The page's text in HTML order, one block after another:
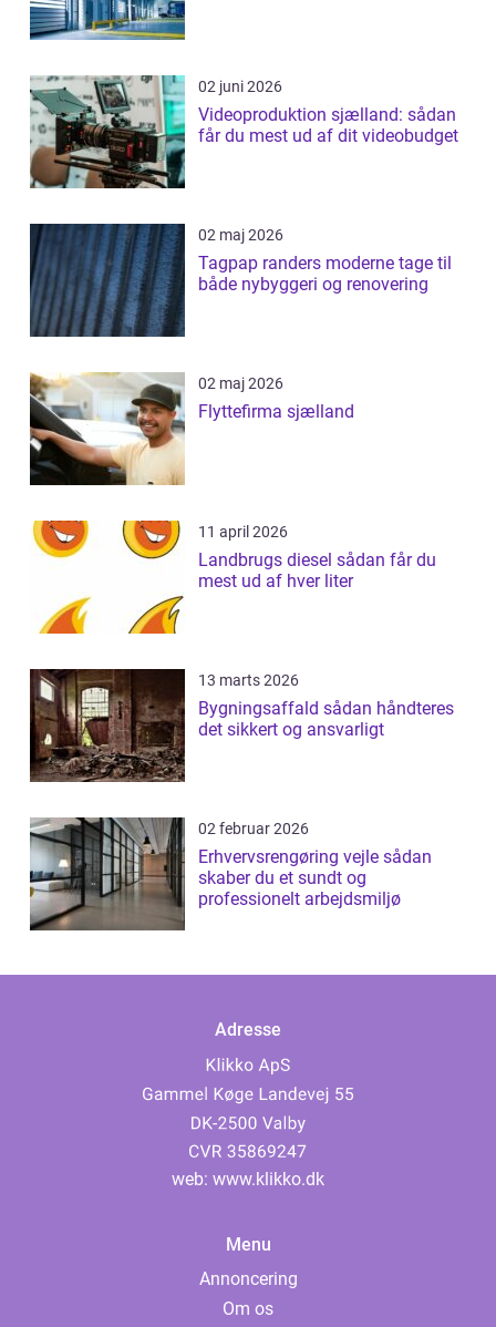
02 juni 2026
Videoproduktion sjælland: sådan
får du mest ud af dit videobudget
02 maj 2026
Tagpap randers moderne tage til
både nybyggeri og renovering
02 maj 2026
Flyttefirma sjælland
11 april 2026
Landbrugs diesel sådan får du
mest ud af hver liter
13 marts 2026
Bygningsaffald sådan håndteres
det sikkert og ansvarligt
02 februar 2026
Erhvervsrengøring vejle sådan
skaber du et sundt og
professionelt arbejdsmiljø
Adresse
web: www.klikko.dk
Menu
Annoncering
Om os